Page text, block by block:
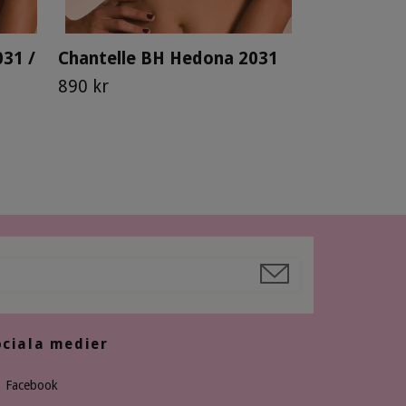
/
Chantelle BH Hedona 2031
890 kr
medier
Facebook